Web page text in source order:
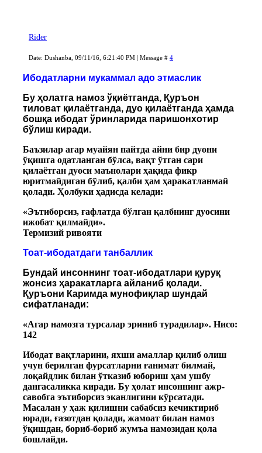
Rider
Date: Dushanba, 09/11/16, 6:21:40 PM | Message # 4
Ибодатларни мукаммал адо этмаслик
Бу ҳолатга намоз ўқиётганда, Қуръон
тиловат қилаётганда, дуо қилаётганда ҳамда
бошқа ибодат ўринларида паришонхотир
бўлиш киради.
Баъзилар агар муайян пайтда айни бир дуони
ўқишга одатланган бўлса, вақт ўтган сари
қилаётган дуоси маънолари ҳақида фикр
юритмайдиган бўлиб, қалби ҳам ҳаракатланмай
қолади. Ҳолбуки ҳадисда келади:
«Эътиборсиз, ғафлатда бўлган қалбнинг дуосини
ижобат қилмайди».
Термизий ривояти
Тоат-ибодатдаги танбаллик
Бундай инсоннинг тоат-ибодатлари қуруқ
жонсиз ҳаракатларга айланиб қолади.
Қуръони Каримда мунофиқлар шундай
сифатланади:
«Агар намозга турсалар эриниб турадилар». Нисо:
142
Ибодат вақтларини, яхши амаллар қилиб олиш
учун берилган фурсатларни ғанимат билмай,
лоқайдлик билан ўтказиб юбориш ҳам ушбу
дангасаликка киради. Бу ҳолат инсоннинг ажр-
савобга эътиборсиз эканлигини кўрсатади.
Масалан у ҳаж қилишни сабабсиз кечиктириб
юради, ғазотдан қолади, жамоат билан намоз
ўқишдан, бориб-бориб жумъа намозидан қола
бошлайди.